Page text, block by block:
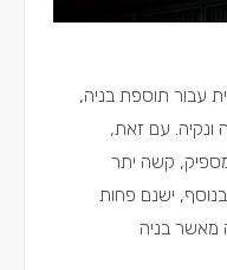
עבור תוספת בניה,
ונקיה. עם זאת,
קשה יתר
ישנם פחות
מאשר בניה